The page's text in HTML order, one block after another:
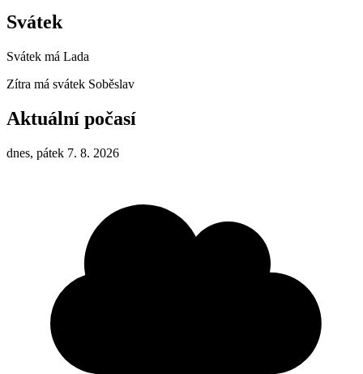
Svátek
Svátek má Lada
Zítra má svátek Soběslav
Aktuální počasí
dnes, pátek 7. 8. 2026